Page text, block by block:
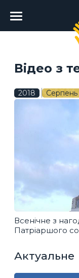
Головне
меню
Відео з
2018 Серпень
Всенічне з
Патріаршого
Актуальне